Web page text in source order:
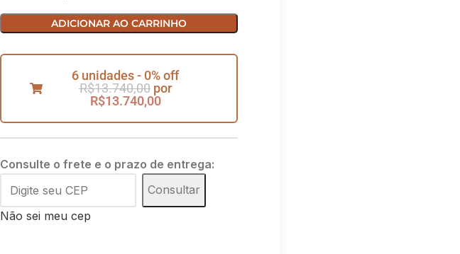
ADICIONAR AO CARRINHO
6 unidades - 0% off
R$13.740,00por
R$13.740,00
Consulte o frete e o prazo de entrega:
Consultar
Não sei meu cep